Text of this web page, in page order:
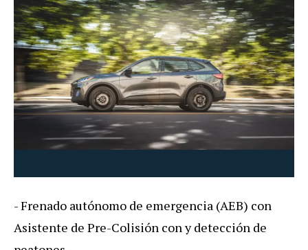
- Frenado autónomo de emergencia (AEB) con
Asistente de Pre-Colisión con y detección de